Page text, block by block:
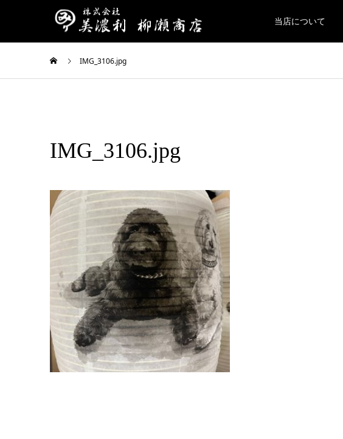
当店について
IMG_3106.jpg
IMG_3106.jpg